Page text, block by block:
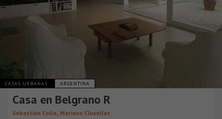
CASAS URBANAS ARGENTINA
Casa en Belgrano R
Sebastián Colle, Mariano Clusellas